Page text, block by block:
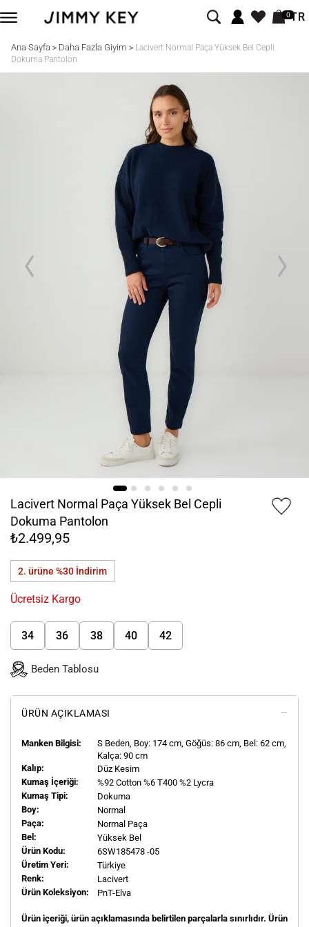
0TR
Ana Sayfa > Daha Fazla Giyim > Lacivert Normal Paça Yüksek Bel Cepli
Dokuma Pantolon
Lacivert Normal Paça Yüksek Bel Cepli
Dokuma Pantolon
₺2.499,95
2. ürüne %30 İndirim
Ücretsiz Kargo
34 36 38 40 42
Beden Tablosu
ÜRÜN AÇIKLAMASI
Manken Bilgisi: S Beden, Boy: 174 cm, Göğüs: 86 cm, Bel: 62 cm,
Kalça: 90 cm
Kalıp:
Düz Kesim
Kumaş İçeriği:
%92 Cotton %6 T400 %2 Lycra
Kumaş Tipi:
Dokuma
Boy:
Normal
Paça:
Normal Paça
Bel:
Yüksek Bel
Ürün Kodu:
6SW185478 -05
Üretim Yeri:
Türkiye
Renk:
Lacivert
Ürün Koleksiyon:
PnT-Elva
Ürün içeriği, ürün açıklamasında belirtilen parçalarla sınırlıdır. Ürün